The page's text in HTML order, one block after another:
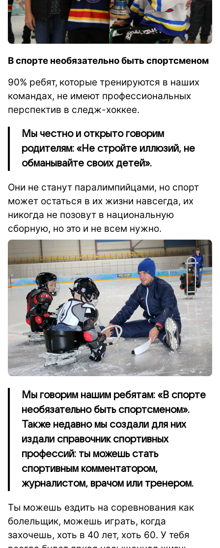
В спорте необязательно быть спортсменом
90% ребят, которые тренируются в наших
командах, не имеют профессиональных
перспектив в следж-хоккее.
Мы честно и открыто говорим
родителям: «Не стройте иллюзий, не
обманывайте своих детей».
Они не станут паралимпийцами, но спорт
может остаться в их жизни навсегда, их
никогда не позовут в национальную
сборную, но это и не всем нужно.
Мы говорим нашим ребятам: «В спорте
необязательно быть спортсменом».
Также недавно мы создали для них
издали справочник спортивных
профессий: ты можешь стать
спортивным комментатором,
журналистом, врачом или тренером.
Ты можешь ездить на соревнования как
болельщик, можешь играть, когда
захочешь, хоть в 40 лет, хоть 60. У тебя